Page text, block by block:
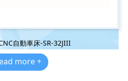
自動車床-SR-32JIII
more +